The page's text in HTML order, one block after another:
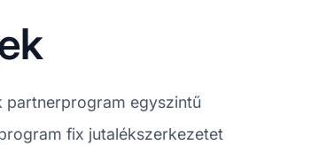
partnerprogram egyszintű
fix jutalékszerkezetet